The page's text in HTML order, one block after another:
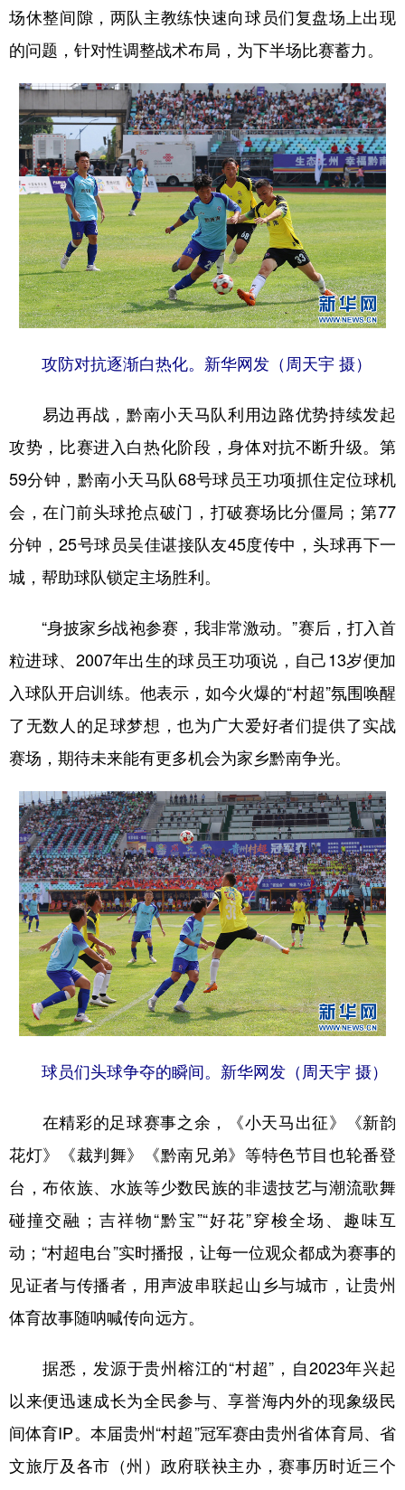
Deutsch Português
场休整间隙，两队主教练快速向球员们复盘场上出现
的问题，针对性调整战术布局，为下半场比赛蓄力。
攻防对抗逐渐白热化。新华网发（周天宇 摄）
易边再战，黔南小天马队利用边路优势持续发起
攻势，比赛进入白热化阶段，身体对抗不断升级。第
59分钟，黔南小天马队68号球员王功项抓住定位球机
会，在门前头球抢点破门，打破赛场比分僵局；第77
分钟，25号球员吴佳谌接队友45度传中，头球再下一
城，帮助球队锁定主场胜利。
“身披家乡战袍参赛，我非常激动。”赛后，打入首
粒进球、2007年出生的球员王功项说，自己13岁便加
入球队开启训练。他表示，如今火爆的“村超”氛围唤醒
了无数人的足球梦想，也为广大爱好者们提供了实战
赛场，期待未来能有更多机会为家乡黔南争光。
球员们头球争夺的瞬间。新华网发（周天宇 摄）
在精彩的足球赛事之余，《小天马出征》《新韵
花灯》《裁判舞》《黔南兄弟》等特色节目也轮番登
台，布依族、水族等少数民族的非遗技艺与潮流歌舞
碰撞交融；吉祥物“黔宝”“好花”穿梭全场、趣味互
动；“村超电台”实时播报，让每一位观众都成为赛事的
见证者与传播者，用声波串联起山乡与城市，让贵州
体育故事随呐喊传向远方。
据悉，发源于贵州榕江的“村超”，自2023年兴起
以来便迅速成长为全民参与、享誉海内外的现象级民
间体育IP。本届贵州“村超”冠军赛由贵州省体育局、省
文旅厅及各市（州）政府联袂主办，赛事历时近三个